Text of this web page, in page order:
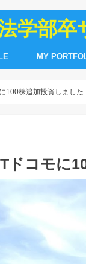
学部卒
MY
100株追加投資しました
ドコモに